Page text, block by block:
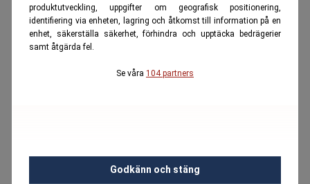
produktutveckling, uppgifter om geografisk positionering,
identifiering via enheten, lagring och åtkomst till information på en
enhet, säkerställa säkerhet, förhindra och upptäcka bedrägerier
samt åtgärda fel.
Se våra 104 partners
Godkänn och stäng